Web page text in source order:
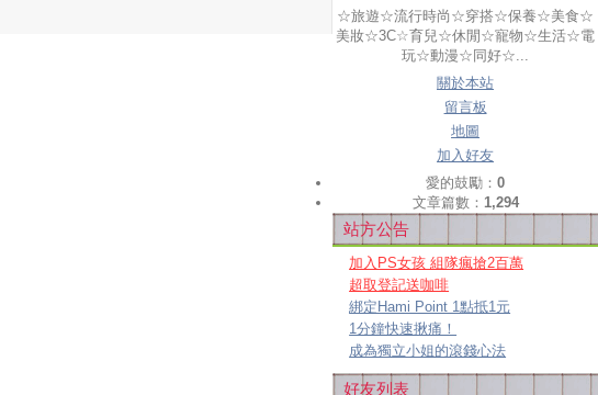
☆旅遊☆流行時尚☆穿搭☆保養☆美食☆
美妝☆3C☆育兒☆休閒☆寵物☆生活☆電
玩☆動漫☆同好☆...
關於本站
留言板
地圖
加入好友
愛的鼓勵：0
文章篇數： 1,294
站方公告
加入PS女孩 組隊瘋搶2百萬
超取登記送咖啡
綁定Hami Point 1點抵1元
1分鐘快速揪痛！
成為獨立小姐的滾錢心法
好友列表